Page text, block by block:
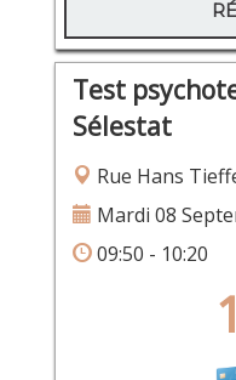
Test
Sélestat
Rue Hans
Mardi 08
09:50 - 10:20